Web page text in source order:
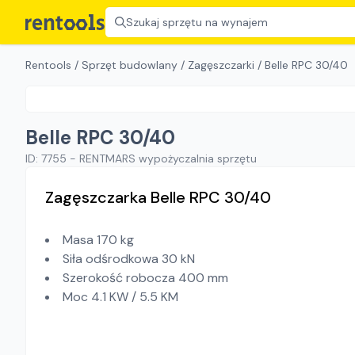
Szukaj sprzętu na wynajem
Rentools / Sprzęt budowlany / Zagęszczarki / Belle RPC 30/40
Belle RPC 30/40
ID: 7755 - RENTMARS wypożyczalnia sprzętu
Zagęszczarka Belle RPC 30/40
Masa 170 kg
Siła odśrodkowa 30 kN
Szerokość robocza 400 mm
Moc 4.1 KW / 5.5 KM